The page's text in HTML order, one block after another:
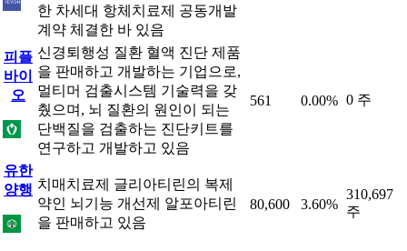
한 차세대 항체치료제 공동개발
계약 체결한 바 있음
피플
바이
오
신경퇴행성 질환 혈액 진단 제품
을 판매하고 개발하는 기업으로,
멀티머 검출시스템 기술력을 갖
췄으며, 뇌 질환의 원인이 되는
단백질을 검출하는 진단키트를
연구하고 개발하고 있음
561 0.00% 0 주
유한
양행 치매치료제 글리아티린의 복제
약인 뇌기능 개선제 알포아티린
을 판매하고 있음
80,600 3.60%
310,697
주